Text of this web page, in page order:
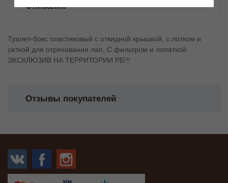
Описание
Туалет-бокс пластиковый с откидной крышкой, с лотком и
сеткой для отряхивания лап. С фильтром и лопаткой.
ЭКСКЛЮЗИВ НА ТЕРРИТОРИИ РБ!!!
Отзывы покупателей